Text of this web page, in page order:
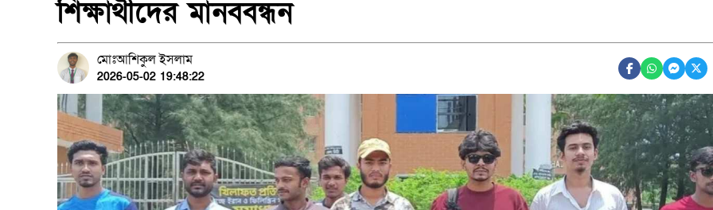
শিক্ষার্থীদের মানববন্ধন
মোঃআশিকুল ইসলাম
2026-05-02 19:48:22